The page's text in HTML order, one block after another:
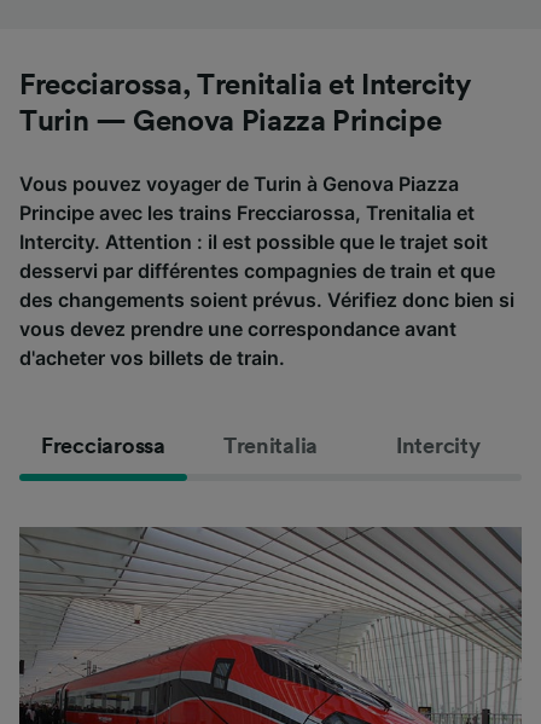
Frecciarossa, Trenitalia et Intercity
Turin — Genova Piazza Principe
Vous pouvez voyager de Turin à Genova Piazza
Principe avec les trains Frecciarossa, Trenitalia et
Intercity. Attention : il est possible que le trajet soit
desservi par différentes compagnies de train et que
des changements soient prévus. Vérifiez donc bien si
vous devez prendre une correspondance avant
d'acheter vos billets de train.
Frecciarossa Trenitalia Intercity